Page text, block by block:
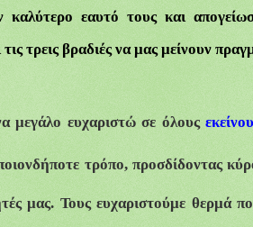
καλύτερο εαυτό τους και
τρεις βραδιές να μας μείνουν
μεγάλο ευχαριστώ σε όλους
τρόπο, προσδίδοντας
μας. Τους ευχαριστούμε θερμά